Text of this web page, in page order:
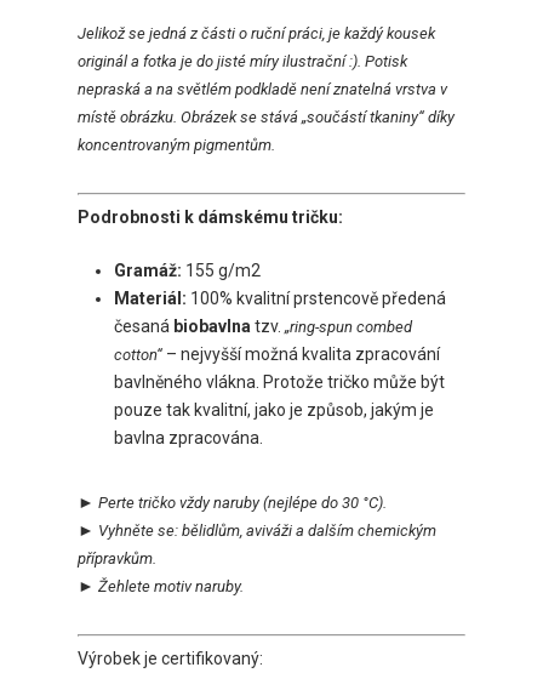
Jelikož se jedná z části o ruční práci, je každý kousek
originál a fotka je do jisté míry ilustrační :). Potisk
nepraská a na světlém podkladě není znatelná vrstva v
místě obrázku. Obrázek se stává „součástí tkaniny“ díky
koncentrovaným pigmentům.
Podrobnosti k dámskému tričku:
Gramáž: 155 g/m2
Materiál: 100% kvalitní prstencově předená
česaná biobavlna tzv. „ring-spun combed
cotton“ – nejvyšší možná kvalita zpracování
bavlněného vlákna. Protože tričko může být
pouze tak kvalitní, jako je způsob, jakým je
bavlna zpracována.
► Perte tričko vždy naruby(nejlépe do 30 °C).
► Vyhněte se: bělidlům, aviváži a dalším chemickým
přípravkům.
► Žehlete motiv naruby.
Výrobek je certifikovaný: